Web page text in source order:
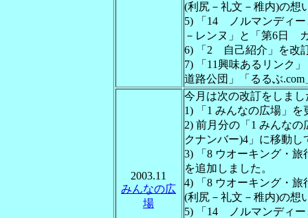
(利尻－礼文－稚内)の想
5) 「14 ノルマンディ
－レンヌ」と「第6日
6) 「2 自己紹介」を改
7) 「11興味あるリンク
道路公団」「るるぶ
2003.11
みんなの広
場
今月は次の改訂をしまし
1) 「1 みんなの広場」を
2) 前月分の「1 みんな
クナンバー)4」に移動し
3) 「8 ウオーキング・
を追加しました。
4) 「8 ウオーキング・
(利尻－礼文－稚内)の想
5) 「14 ノルマンディ